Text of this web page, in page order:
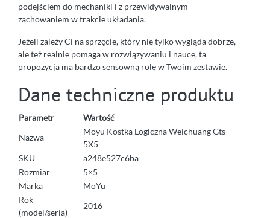
podejściem do mechaniki i z przewidywalnym
zachowaniem w trakcie układania.
Jeżeli zależy Ci na sprzęcie, który nie tylko wygląda dobrze,
ale też realnie pomaga w rozwiązywaniu i nauce, ta
propozycja ma bardzo sensowną rolę w Twoim zestawie.
Dane techniczne produktu
Parametr
Wartość
Nazwa
Moyu Kostka Logiczna Weichuang Gts
5X5
SKU
a248e527c6ba
Rozmiar
5×5
Marka
MoYu
Rok
(model/seria)
2016